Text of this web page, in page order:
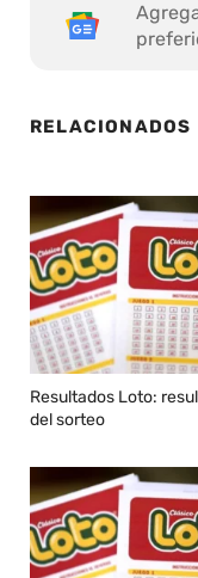
RELACIONADOS
Resultados Loto:
del sorteo